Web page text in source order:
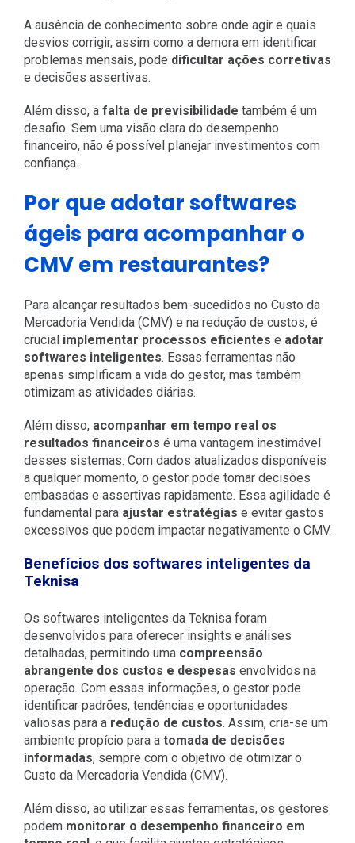
A ausência de conhecimento sobre onde agir e quais
desvios corrigir, assim como a demora em identificar
problemas mensais, pode dificultar ações corretivas
e decisões assertivas.
Além disso, a falta de previsibilidade também é um
desafio. Sem uma visão clara do desempenho
financeiro, não é possível planejar investimentos com
confiança.
Por que adotar softwares
ágeis para acompanhar o
CMV em restaurantes?
Para alcançar resultados bem-sucedidos no Custo da
Mercadoria Vendida (CMV) e na redução de custos, é
crucial implementar processos eficientes e adotar
softwares inteligentes. Essas ferramentas não
apenas simplificam a vida do gestor, mas também
otimizam as atividades diárias.
Além disso, acompanhar em tempo real os
resultados financeiros é uma vantagem inestimável
desses sistemas. Com dados atualizados disponíveis
a qualquer momento, o gestor pode tomar decisões
embasadas e assertivas rapidamente. Essa agilidade é
fundamental para ajustar estratégias e evitar gastos
excessivos que podem impactar negativamente o CMV.
Benefícios dos softwares inteligentes da
Teknisa
Os softwares inteligentes da Teknisa foram
desenvolvidos para oferecer insights e análises
detalhadas, permitindo uma compreensão
abrangente dos custos e despesas envolvidos na
operação. Com essas informações, o gestor pode
identificar padrões, tendências e oportunidades
valiosas para a redução de custos. Assim, cria-se um
ambiente propício para atomada de decisões
informadas, sempre com o objetivo de otimizar o
Custo da Mercadoria Vendida (CMV).
Além disso, ao utilizar essas ferramentas, os gestores
podem monitorar o desempenho financeiro em